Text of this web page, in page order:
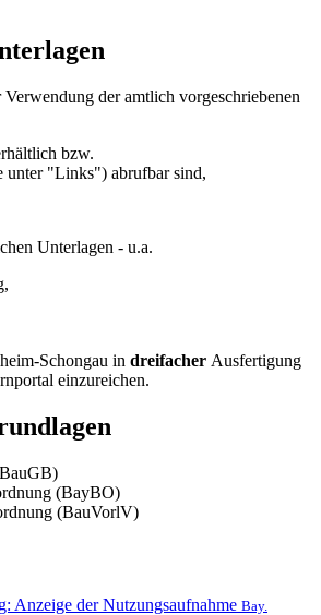
der amtlich vorgeschriebenen
bzw.
unter "Links") abrufbar sind,
Unterlagen - u.a.
Schongau in dreifacher Ausfertigung
einzureichen.
(BayBO)
(BauVorlV)
Anzeige der Nutzungsaufnahme Bay.